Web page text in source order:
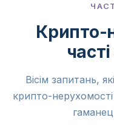
Крипто-
Вісім запитань,
крипто-